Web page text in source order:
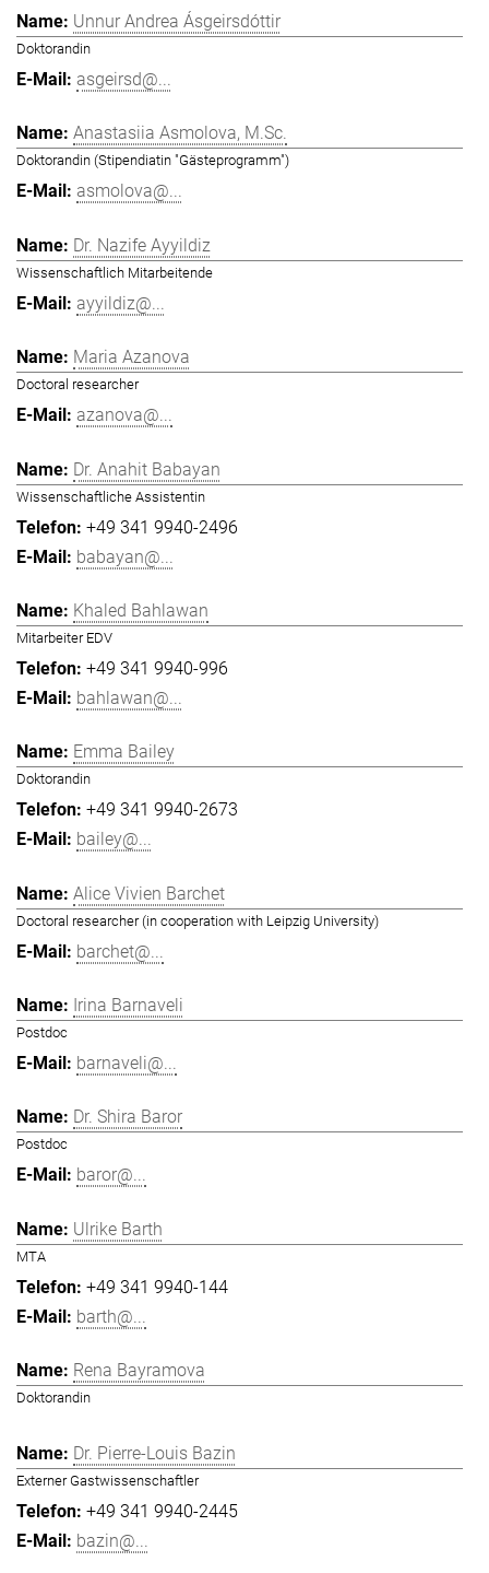
Unnur Andrea Ásgeirsdóttir
Doktorandin
asgeirsd@...
Anastasiia Asmolova, M.Sc.
Doktorandin (Stipendiatin "Gästeprogramm")
asmolova@...
Dr. Nazife Ayyildiz
Wissenschaftlich Mitarbeitende
ayyildiz@...
Maria Azanova
Doctoral researcher
azanova@...
Dr. Anahit Babayan
Wissenschaftliche Assistentin
+49 341 9940-2496
babayan@...
Khaled Bahlawan
Mitarbeiter EDV
+49 341 9940-996
bahlawan@...
Emma Bailey
Doktorandin
+49 341 9940-2673
bailey@...
Alice Vivien Barchet
Doctoral researcher (in cooperation with Leipzig University)
barchet@...
Irina Barnaveli
Postdoc
barnaveli@...
Dr. Shira Baror
Postdoc
baror@...
Ulrike Barth
MTA
+49 341 9940-144
barth@...
Rena Bayramova
Doktorandin
Dr. Pierre-Louis Bazin
Externer Gastwissenschaftler
+49 341 9940-2445
bazin@...